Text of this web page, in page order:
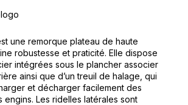
une remorque plateau de haute
robustesse et praticité. Elle dispose
intégrées sous le plancher associer
ainsi que d’un treuil de halage, qui
et décharger facilement des
engins. Les ridelles latérales sont